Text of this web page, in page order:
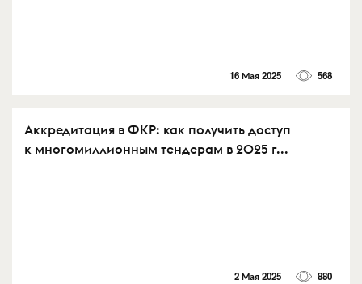
16 Мая 2025 568
Аккредитация в ФКР: как получить доступ
к многомиллионным тендерам в 2025 г...
2 Мая 2025 880